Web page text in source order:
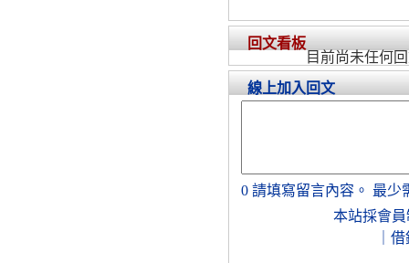
回文看板
目前尚未任何
線上加入回文
0 請填寫留言內容。 最少
本站採會員
借